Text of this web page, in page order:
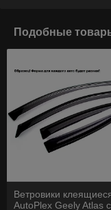
Подобные
Ветровики
AutoPlex Geely Atlas с